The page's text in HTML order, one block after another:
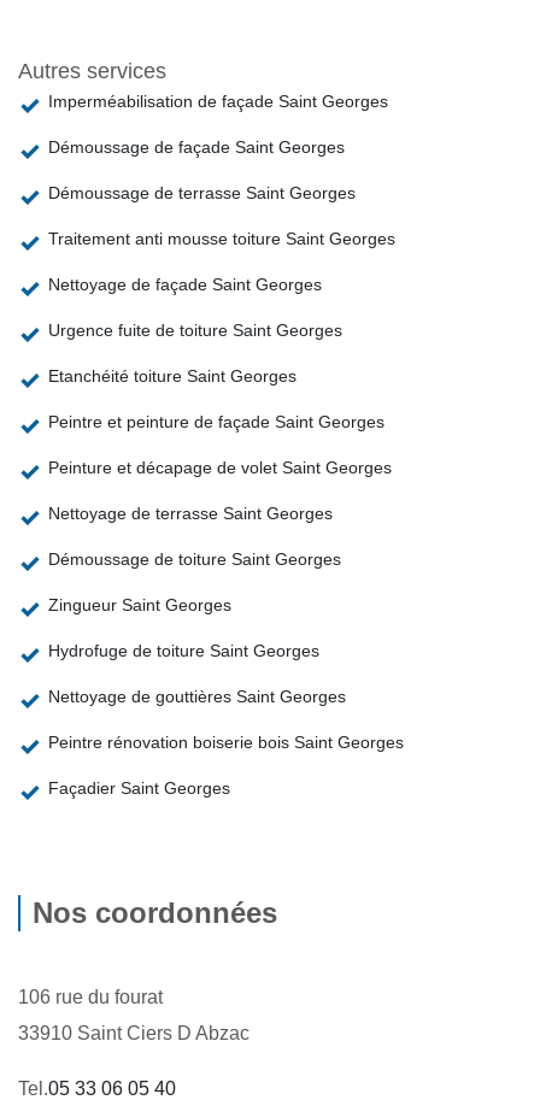
Autres services
Imperméabilisation de façade Saint Georges
Démoussage de façade Saint Georges
Démoussage de terrasse Saint Georges
Traitement anti mousse toiture Saint Georges
Nettoyage de façade Saint Georges
Urgence fuite de toiture Saint Georges
Etanchéité toiture Saint Georges
Peintre et peinture de façade Saint Georges
Peinture et décapage de volet Saint Georges
Nettoyage de terrasse Saint Georges
Démoussage de toiture Saint Georges
Zingueur Saint Georges
Hydrofuge de toiture Saint Georges
Nettoyage de gouttières Saint Georges
Peintre rénovation boiserie bois Saint Georges
Façadier Saint Georges
Nos coordonnées
106 rue du fourat
33910 Saint Ciers D Abzac
Tel.05 33 06 05 40